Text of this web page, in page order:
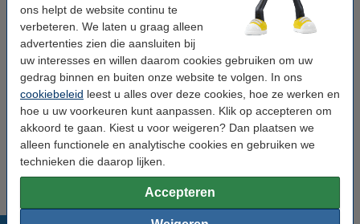
ons helpt de website continu te
verbeteren. We laten u graag alleen
advertenties zien die aansluiten bij
uw interesses en willen daarom cookies gebruiken om uw
gedrag binnen en buiten onze website te volgen. In ons
cookiebeleid leest u alles over deze cookies, hoe ze werken en
hoe u uw voorkeuren kunt aanpassen. Klik op accepteren om
akkoord te gaan. Kiest u voor weigeren? Dan plaatsen we
alleen functionele en analytische cookies en gebruiken we
technieken die daarop lijken.
Accepteren
stuks)
Tip: meebestellen
123inkt kopieerpapier 1 pak van 500 vellen A4 -
80 g/m²
€ 7,25
Aanbieding: 123inkt set whiteboard markers
zwart/rood/blauw/groen (2,5 mm rond)
€ 6,95